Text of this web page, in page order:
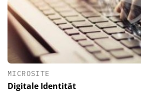
MICROSITE
Digitale Identität